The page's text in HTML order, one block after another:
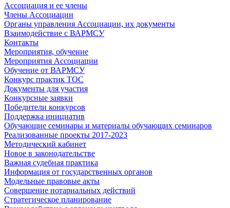
Ассоциация и ее члены
Члены Ассоциации
Органы управления Ассоциации, их документы
Взаимодействие c ВАРМСУ
Контакты
Мероприятия, обучение
Мероприятия Ассоциации
Обучение от ВАРМСУ
Конкурс практик ТОС
Документы для участия
Конкурсные заявки
Победители конкурсов
Поддержка инициатив
Обучающие семинары и материалы обучающих семинаров
Реализованные проекты 2017-2023
Методический кабинет
Новое в законодательстве
Важная судебная практика
Информация от государственных органов
Модельные правовые акты
Совершение нотариальных действий
Стратегическое планирование